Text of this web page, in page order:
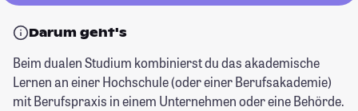
Darum geht's
Beim dualen Studium kombinierst du das akademische
Lernen an einer Hochschule (oder einer Berufsakademie)
mit Berufspraxis in einem Unternehmen oder eine Behörde.